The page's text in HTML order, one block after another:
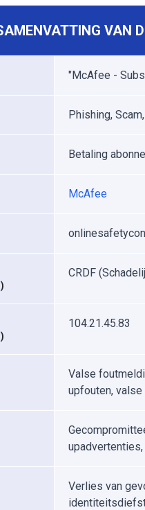
VAN
"McAfee -
Phishing,
Betaling
McAfee
CRDF
104.21.45.83
Valse
upfouten,
Verlies van